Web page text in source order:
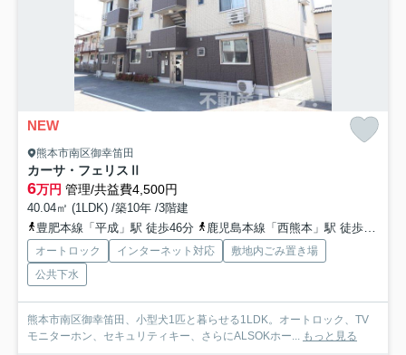
NEW
熊本市南区御幸笛田
カーサ・フェリスⅡ
6万円 管理/共益費4,500円
40.04㎡ (1LDK) /築10年 /3階建
豊肥本線「平成」駅 徒歩46分
鹿児島本線「西熊本」駅 徒歩46分
オートロック インターネット対応
敷地内ごみ置き場
公共下水
熊本市南区御幸笛田、小型犬1匹と暮らせる1LDK。オートロック、TV
モニターホン、セキュリティキー、さらにALSOKホー...
もっと見る